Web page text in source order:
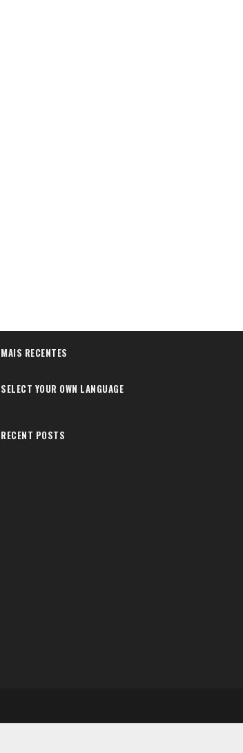
MAIS RECENTES
SELECT YOUR OWN LANGUAGE
RECENT POSTS